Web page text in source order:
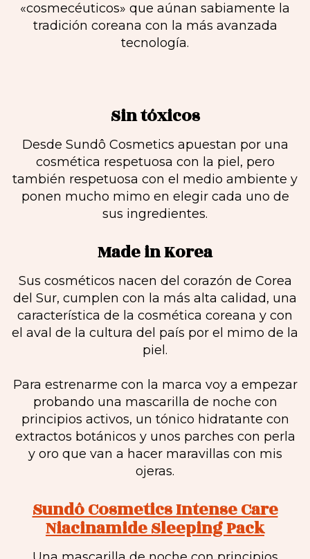
«cosmecéuticos» que aúnan sabiamente la
tradición coreana con la más avanzada
tecnología.
Sin tóxicos
Desde Sundô Cosmetics apuestan por una
cosmética respetuosa con la piel, pero
también respetuosa con el medio ambiente y
ponen mucho mimo en elegir cada uno de
sus ingredientes.
Made in Korea
Sus cosméticos nacen del corazón de Corea
del Sur, cumplen con la más alta calidad, una
característica de la cosmética coreana y con
el aval de la cultura del país por el mimo de la
piel.
Para estrenarme con la marca voy a empezar
probando una mascarilla de noche con
principios activos, un tónico hidratante con
extractos botánicos y unos parches con perla
y oro que van a hacer maravillas con mis
ojeras.
Sundô Cosmetics Intense Care
Niacinamide Sleeping Pack